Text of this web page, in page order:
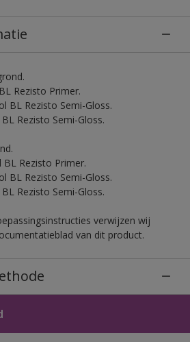
Rezisto Primer.
BL Rezisto Semi-Gloss.
Rezisto Semi-Gloss.
Rezisto Primer.
BL Rezisto Semi-Gloss.
Rezisto Semi-Gloss.
verwijzen wij
van dit product.